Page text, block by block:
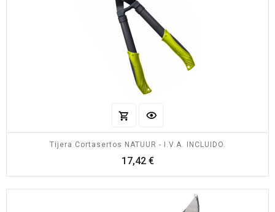
Tijera Cortasertos NATUUR - I.V.A. INCLUIDO.
17,42 €Precio